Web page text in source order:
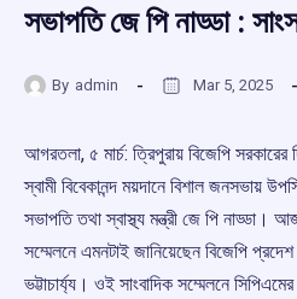
সভাপতি জে পি নাড্ডা :
By admin Mar 5, 2025
আগরতলা, ৫ মার্চ: ত্রিপুরায় বিজেপি সরকারের
স্বামী বিবেকানন্দ ময়দানে বিশাল জনসভায়
সভাপতি তথা স্বাস্থ্য মন্ত্রী জে পি নাড্ডা।
সম্মেলনে এমনটাই জানিয়েছেন বিজেপি
ভট্টাচার্য্য। ওই সাংবাদিক সম্মেলনে